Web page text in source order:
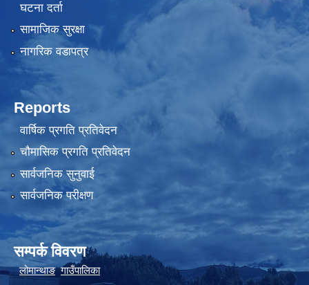
घटना दर्ता
सामाजिक सुरक्षा
नागरिक वडापत्र
Reports
वार्षिक प्रगति प्रतिवेदन
चौमासिक प्रगति प्रतिवेदन
सार्वजनिक सुनुवाई
सार्वजनिक परीक्षण
सम्पर्क विवरण
लोमान्थाङ गाउँपालिका